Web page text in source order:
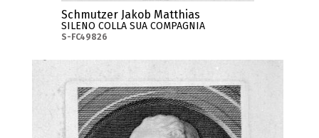
Schmutzer Jakob Matthias
SILENO COLLA SUA COMPAGNIA
S-FC49826